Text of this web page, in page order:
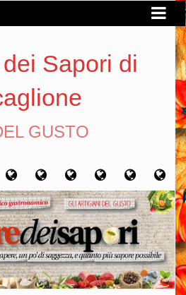
Sapori di
GUSTO
Home Chi
sono
Artigiani
del
gusto
Viaggi
del
gusto
Filosofia
del
gusto